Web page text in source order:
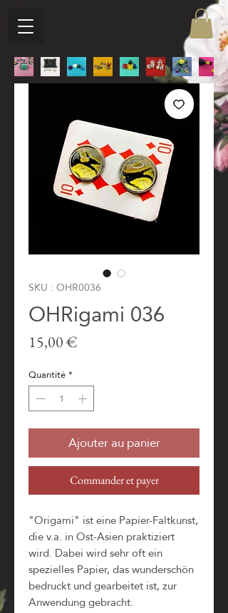
SKU : OHR0036
OHRigami 036
15,00 €
Quantité*
Ajouter au panier
Commander et payer
"Origami" ist eine Papier-Faltkunst,
die v.a. in Ost-Asien praktiziert
wird. Dabei wird sehr oft ein
spezielles Papier, das wunderschön
bedruckt und gearbeitet ist, zur
Anwendung gebracht.